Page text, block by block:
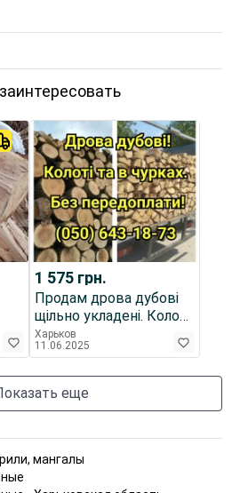
1 575 грн.
Продам дрова дубові
щільно укладені. Колоті,
в чурках.
Харьков
11.06.2025
еще
мангалы